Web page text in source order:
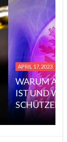
APRIL 17, 2023
WARUM
IST UND
SCHÜTZEN